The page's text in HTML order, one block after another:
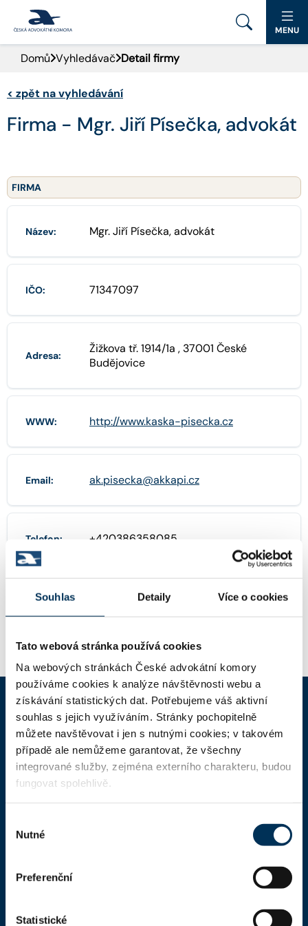
Souhlas Detaily Více o cookies
Tato webová stránka používá cookies
Na webových stránkách České advokátní komory
používáme cookies k analýze návštěvnosti webu a
získávání statistických dat. Potřebujeme váš aktivní
souhlas s jejich využíváním. Stránky pochopitelně
můžete navštěvovat i jen s nutnými cookies; v takovém
případě ale nemůžeme garantovat, že všechny
integrované služby, zejména externího charakteru, budou
fungovat spolehlivě.
souhlasu
Nutné
Preferenční
Statistické
PORTÁL ČAK
DOMŮ
AKTUALITY
PRO VEŘEJNOST
ADVOKÁTNÍ DENÍK
MENU
Domů Vyhledávač Detail firmy
< zpět na vyhledávání
Firma - Mgr. Jiří Písečka, advokát
FIRMA
Název: Mgr. Jiří Písečka, advokát
IČO: 71347097
Adresa:
Žižkova tř. 1914/1a , 37001 České
Budějovice
WWW: http://www.kaska-pisecka.cz
Email: ak.pisecka@akkapi.cz
Telefon: +420386358085
Mobil: +420723379726
ČAK
Domů
Aktuality
Pro veřejnost
Úřední deska